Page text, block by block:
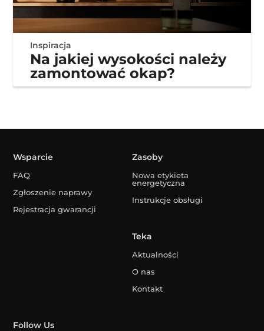
Inspiracja
Na jakiej wysokości należy
zamontować okap?
Wsparcie
FAQ
Zgłoszenie naprawy
Rejestracja gwarancji
Zasoby
Nowa etykieta
energetyczna
Instrukcje obsługi
Teka
Aktualności
O nas
Kontakt
Follow Us